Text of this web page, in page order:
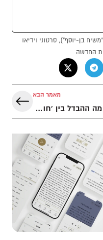
בן-יוסף"), סרטוני וידיאו
החדשה
מאמר הבא
מה ההבדל בין 'חוקים', 'משפטים' ו'תורות'?